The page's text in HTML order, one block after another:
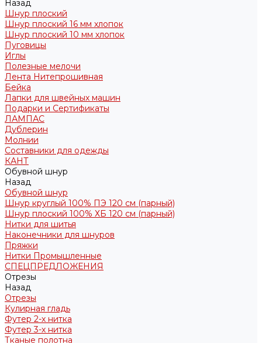
Назад
Шнур плоский
Шнур плоский 16 мм хлопок
Шнур плоский 10 мм хлопок
Пуговицы
Иглы
Полезные мелочи
Лента Нитепрошивная
Бейка
Лапки для швейных машин
Подарки и Сертификаты
ЛАМПАС
Дублерин
Молнии
Составники для одежды
КАНТ
Обувной шнур
Назад
Обувной шнур
Шнур круглый 100% ПЭ 120 см (парный)
Шнур плоский 100% ХБ 120 см (парный)
Нитки для шитья
Наконечники для шнуров
Пряжки
Нитки Промышленные
СПЕЦПРЕДЛОЖЕНИЯ
Отрезы
Назад
Отрезы
Кулирная гладь
Футер 2-х нитка
Футер 3-х нитка
Тканые полотна